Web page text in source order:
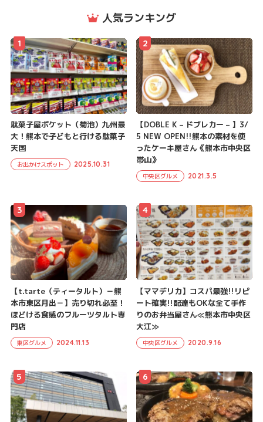
人気ランキング
駄菓子屋ポケット（菊池）九州最
大！熊本で子どもと行ける駄菓子
天国
お出かけスポット 2025.10.31
1
【DOBLE K – ドブレカー – 】3/
5 NEW OPEN!!熊本の素材を使
ったケーキ屋さん《熊本市中央区
帯山》
中央区グルメ 2021.3.5
2
【t.tarte（ティータルト）－熊
本市東区月出－】売り切れ必至！
ほどける食感のフルーツタルト専
門店
東区グルメ 2024.11.13
3
【ママデリカ】コスパ最強!!リピ
ート確実!!配達もOKな全て手作
りのお弁当屋さん≪熊本市中央区
大江≫
中央区グルメ 2020.9.16
4
5 6